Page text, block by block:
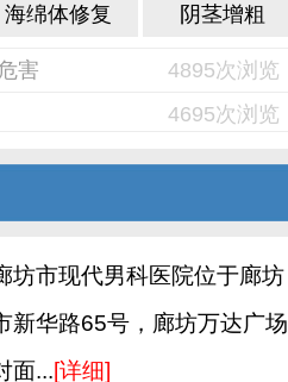
海绵体修复 阴茎增粗
害
4895次浏览
4695次浏览
坊市现代男科医院位于廊坊
新华路65号，廊坊万达广场
面...[详细]